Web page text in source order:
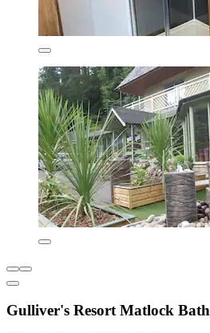
Gulliver's Resort Matlock Bath